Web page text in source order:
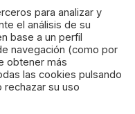
para analizar y
el análisis de su
base a un perfil
navegación (como por
obtener más
las cookies pulsando
rechazar su uso